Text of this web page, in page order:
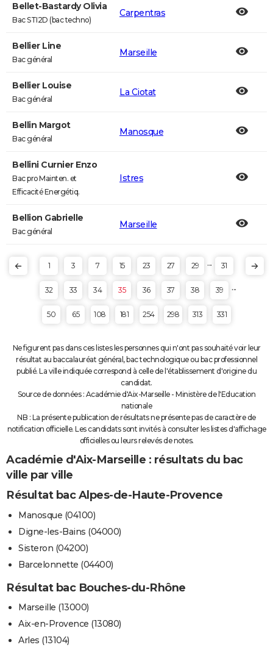
Bellet-Bastardy Olivia
Bac STI2D (bac techno)
Carpentras
Bellier Line
Bac général
Marseille
Bellier Louise
Bac général
La Ciotat
Bellin Margot
Bac général
Manosque
Bellini Curnier Enzo
Bac pro Mainten. et
Efficacité Energétiq.
Istres
Bellion Gabrielle
Bac général
Marseille
1 3 7 15 23 27 29 ... 31
32 33 34 35 36 37 38 39 ...
50 65 108 181 254 298 313 331
Ne figurent pas dans ces listes les personnes qui n'ont pas souhaité voir leur
résultat au baccalauréat général, bac technologique ou bac professionnel
publié. La ville indiquée correspond à celle de l'établissement d'origine du
candidat.
Source de données : Académie d'Aix-Marseille - Ministère de l'Education
nationale
NB : La présente publication de résultats ne présente pas de caractère de
notification officielle. Les candidats sont invités à consulter les listes d'affichage
officielles ou leurs relevés de notes.
Académie d'Aix-Marseille : résultats du bac
ville par ville
Résultat bac Alpes-de-Haute-Provence
Manosque (04100)
Digne-les-Bains (04000)
Sisteron (04200)
Barcelonnette (04400)
Résultat bac Bouches-du-Rhône
Marseille (13000)
Aix-en-Provence (13080)
Arles (13104)